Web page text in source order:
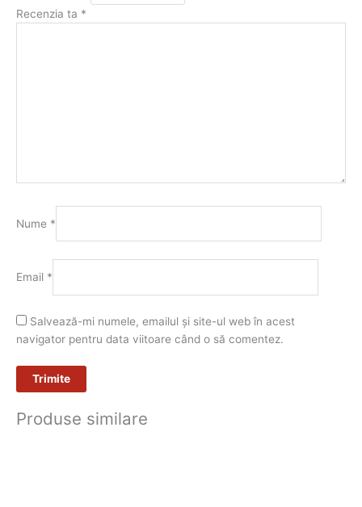
Recenzia ta *
Nume *
Email *
Salvează-mi numele, emailul și site-ul web în acest
navigator pentru data viitoare când o să comentez.
Produse similare